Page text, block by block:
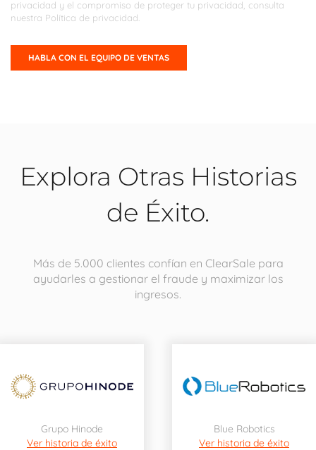
privacidad y el compromiso de proteger tu privacidad, consulta
nuestra Política de privacidad.
Explora Otras Historias
de Éxito.
Más de 5.000 clientes confían en ClearSale para
ayudarles a gestionar el fraude y maximizar los
ingresos.
Grupo Hinode
Ver historia de éxito
Blue Robotics
Ver historia de éxito